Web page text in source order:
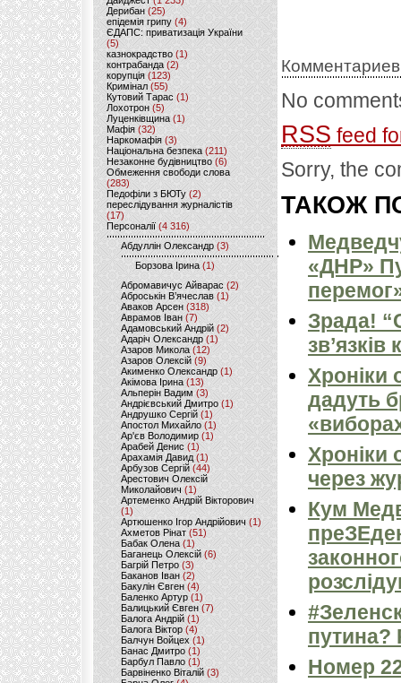
Дерибан (25)
епідемія грипу (4)
ЄДАПС: приватизація України
(5)
казнокрадство (1)
контрабанда (2)
корупція (123)
Кримінал (55)
Кутовий Тарас (1)
Лохотрон(5)
Луценківщина (1)
Мафія (32)
Наркомафія (3)
Національна безпека (211)
Незаконне будівництво(6)
Обмеження свободи слова
(283)
Педофіли з БЮТу (2)
переслідування журналістів
(17)
Персоналії (4 316)
Абдуллін Олександр (3)
Борзова Ірина(1)
Абромавичус Айварас (2)
Аброськін В’ячеслав(1)
Аваков Арсен (318)
Аврамов Іван (7)
Адамовський Андрій(2)
Адаріч Олександр (1)
Азаров Микола (12)
Азаров Олексій (9)
Акименко Олександр(1)
Акімова Ірина(13)
Альперін Вадим (3)
Андрієвський Дмитро(1)
Андрушко Сергій(1)
Апостол Михайло(1)
Ар'єв Володимир (1)
Арабей Денис(1)
Арахамія Давид (1)
Арбузов Сергій (44)
Арестович Олексій
Миколайович(1)
Артеменко Андрій Вікторович
(1)
Артюшенко Ігор Андрійович(1)
Ахметов Рінат(51)
Бабак Олена(1)
Баганець Олексій(6)
Багрій Петро (3)
Баканов Іван(2)
Бакулін Євген (4)
Баленко Артур(1)
Балицький Євген(7)
Балога Андрій (1)
Балога Віктор (4)
Балчун Войцех (1)
Банас Дмитро (1)
Барбул Павло(1)
Барвіненко Віталій(3)
No
RSS feed
Sorry, the
ТАКОЖ
«ДНР»
Зрада!
Хроніки
дадуть
Хроніки
через
Кум
путина?
Номер